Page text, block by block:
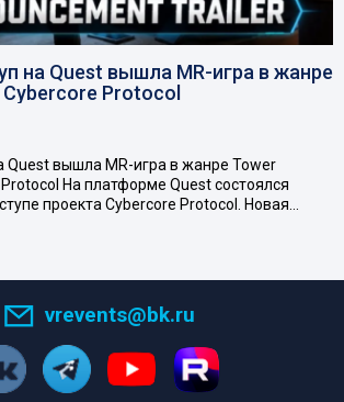
на Quest вышла MR-игра в жанре
Protocol
Quest вышла MR-игра в жанре Tower
На платформе Quest состоялся
проекта Cybercore Protocol. Новая…
vrevents@bk.ru